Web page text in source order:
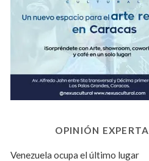
OPINIÓN EXPERTA
Venezuela ocupa el último lugar